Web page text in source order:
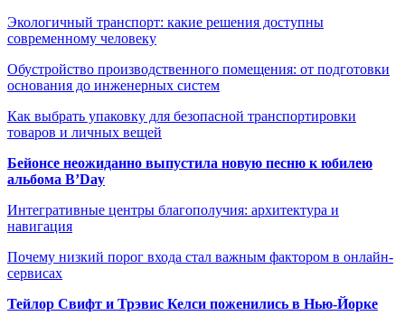
Экологичный транспорт: какие решения доступны
современному человеку
Обустройство производственного помещения: от подготовки
основания до инженерных систем
Как выбрать упаковку для безопасной транспортировки
товаров и личных вещей
Бейонсе неожиданно выпустила новую песню к юбилею
альбома B’Day
Интегративные центры благополучия: архитектура и
навигация
Почему низкий порог входа стал важным фактором в онлайн-
сервисах
Тейлор Свифт и Трэвис Келси поженились в Нью-Йорке